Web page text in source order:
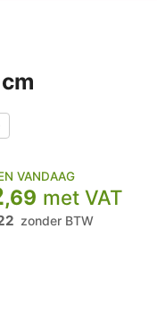
VANDAAG
,69 met VAT
zonder BTW